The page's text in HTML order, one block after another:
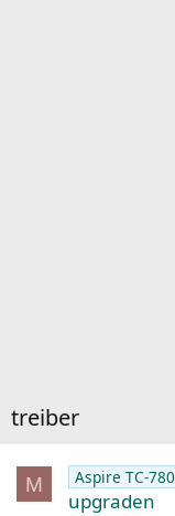
treiber
M Aspire TC-780
upgraden